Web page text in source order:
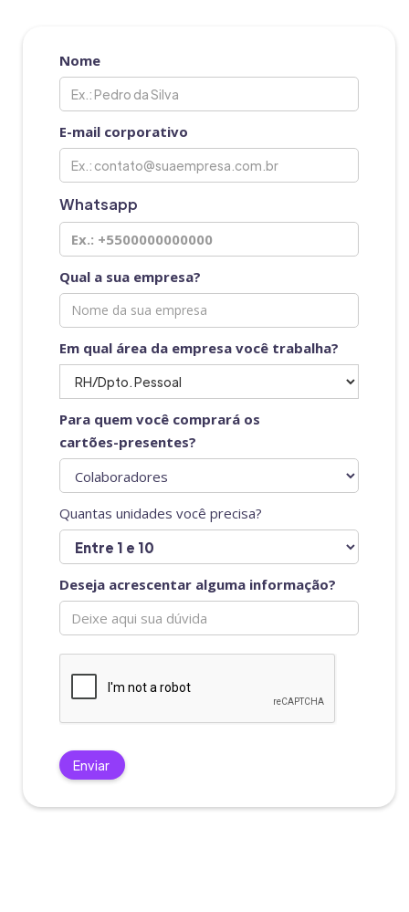
Nome
E-mail corporativo
Whatsapp
Qual a sua empresa?
Em qual área da empresa você trabalha?
Para quem você comprará os
cartões-presentes?
Quantas unidades você precisa?
Deseja acrescentar alguma informação?